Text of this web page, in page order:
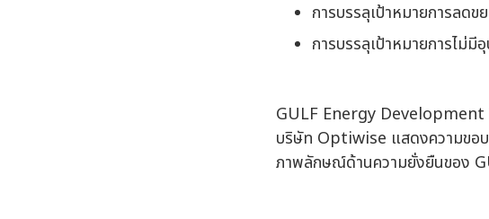
การบรรลุเป้าหมายการลด
การบรรลุเป้าหมายการไม่มี
GULF Energy Development
บริษัท Optiwise แสดงความขอบ
ภาพลักษณ์ด้านความยั่งยืนของ